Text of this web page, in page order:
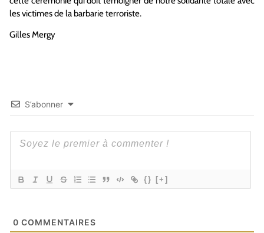
les victimes de la barbarie terroriste.
Gilles Mergy
S’abonner
{} [+]
0 COMMENTAIRES